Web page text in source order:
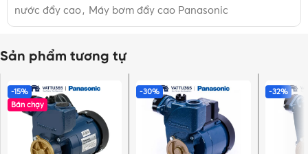
nước đẩy cao , Máy bơm đẩy cao Panasonic
Sản phẩm tương tự
-15%
Bán chạy
-30% -32%